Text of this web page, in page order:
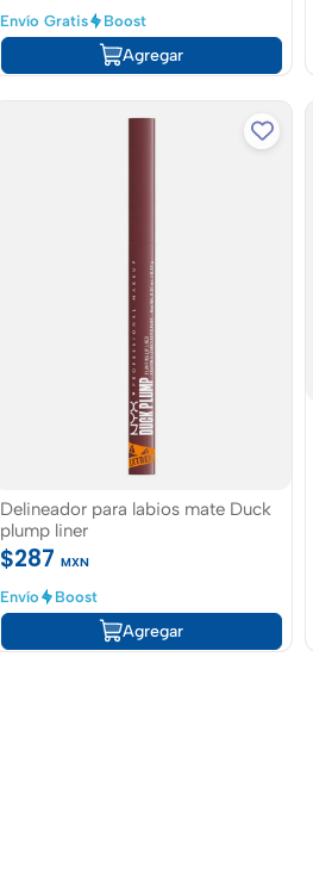
Envío Gratis
Boost
Agregar
Delineador para labios mate Duck
plump liner
$287 MXN
Envío
Boost
Agregar